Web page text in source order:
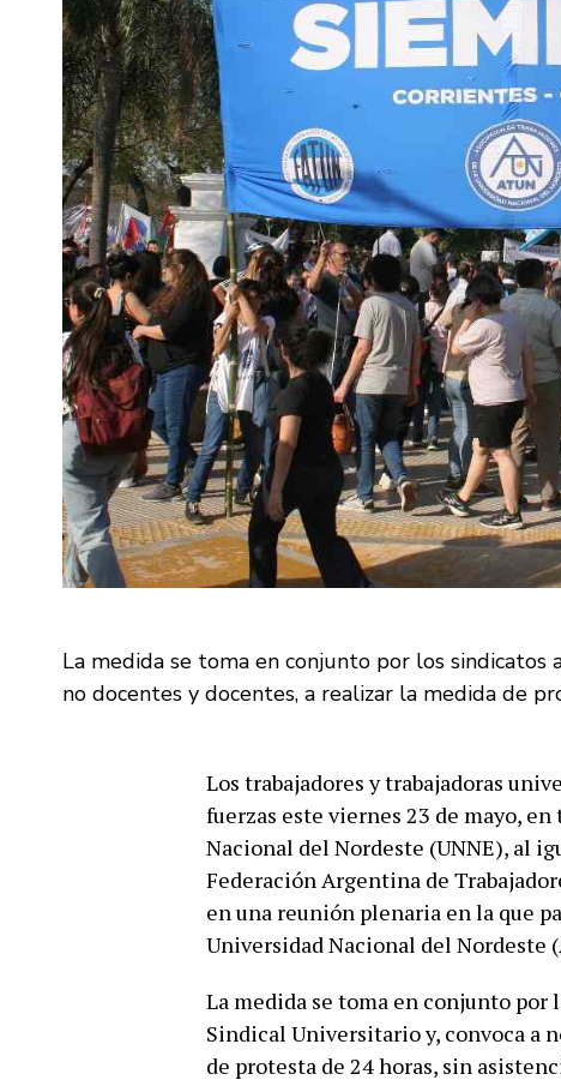
La medida se toma en conjunto por los sindicatos
no docentes y docentes, a realizar la medida de
Los trabajadores y trabajadoras
fuerzas este viernes 23 de mayo,
Nacional del Nordeste (UNNE), al
Federación Argentina de
en una reunión plenaria en la que
Universidad Nacional del Nordeste
La medida se toma en conjunto por
Sindical Universitario y, convoca a
de protesta de 24 horas, sin